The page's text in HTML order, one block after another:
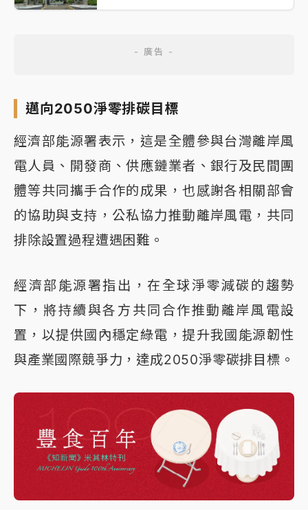
邁向2050淨零排碳目標
經濟部能源署表示，這是全體參與台灣離岸風
電人員、開發商、供應鏈業者、銀行及民間團
體等共同攜手合作的成果，也感謝各相關部會
的協助與支持，公私協力推動離岸風電，共同
排除設置過程遭遇困難。
經濟部能源署指出，在全球淨零減碳的趨勢
下，將持續與各方共同合作推動離岸風電設
置，以提供國內穩定綠電，提升我國能源韌性
與產業國際競爭力，達成2050淨零碳排目標。